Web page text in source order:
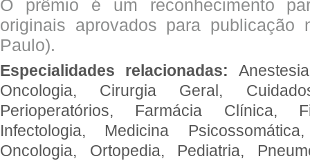
O prêmio é um reconhecimento
originais aprovados para publicação
Paulo).
Especialidades relacionadas:
Oncologia, Cirurgia Geral,
Perioperatórios, Farmácia Clínica,
Infectologia, Medicina
Oncologia, Ortopedia, Pediatria,